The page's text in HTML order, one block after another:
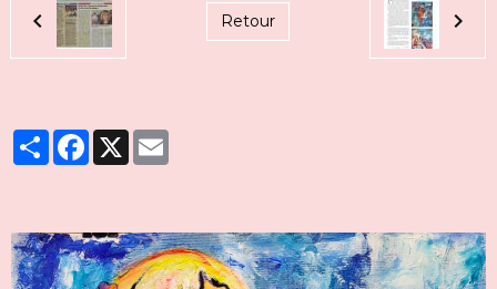
Retour
PartagerFacebook
X